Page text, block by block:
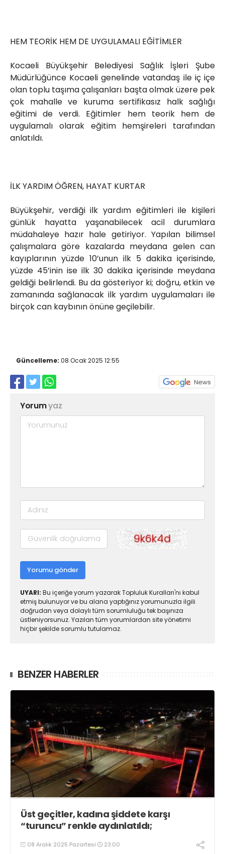
HEM TEORİK HEM DE UYGULAMALI EĞİTİMLER
Kocaeli Büyükşehir Belediyesi Sağlık İşleri Şube
Müdürlüğünce Kocaeli genelinde vatandaş ile iç içe
olan toplu taşıma çalışanları başta olmak üzere pek
çok mahalle ve kuruma sertifikasız halk sağlığı
eğitimi de verdi. Eğitimler hem teorik hem de
uygulamalı olarak eğitim hemşireleri tarafından
anlatıldı.
İLK YARDIM ÖĞREN, HAYAT KURTAR
Büyükşehir, verdiği ilk yardım eğitimleri ile kişileri
günlük hayatta yaşanabilecek acil durumlara
müdahaleye hazır hale getiriyor. Yapılan bilimsel
çalışmalara göre kazalarda meydana gelen can
kayıplarının yüzde 10’unun ilk 5 dakika içerisinde,
yüzde 45’inin ise ilk 30 dakika içerisinde meydana
geldiği belirlendi. Bu da gösteriyor ki; doğru, etkin ve
zamanında sağlanacak ilk yardım uygulamaları ile
birçok can kaybının önüne geçilebilir.
Güncelleme: 08 Ocak 2025 12:55
Yorumyaz
Yorumu gönder
UYARI: Bu içeriğe yorum yazarak Topluluk Kuralları'nı kabul
etmiş bulunuyor ve bu alana yaptığınız yorumunuzla ilgili
doğrudan veya dolaylı tüm sorumluluğu tek başınıza
üstleniyorsunuz. Yazılan tüm yorumlardan site yönetimi
hiçbir şekilde sorumlu tutulamaz.
BENZER HABERLER
Üst geçitler, kadına şiddete karşı
“turuncu” renkle aydınlatıldı;
08 Aralık 2025 Pazartesi 23:00